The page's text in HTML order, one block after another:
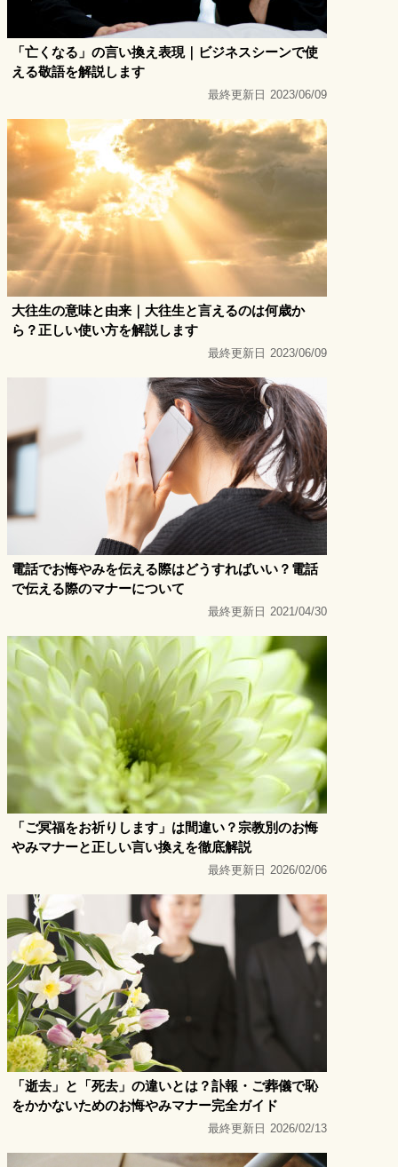
「亡くなる」の言い換え表現｜ビジネスシーンで使
える敬語を解説します
最終更新日 2023/06/09
大往生の意味と由来｜大往生と言えるのは何歳か
ら？正しい使い方を解説します
最終更新日 2023/06/09
電話でお悔やみを伝える際はどうすればいい？電話
で伝える際のマナーについて
最終更新日 2021/04/30
「ご冥福をお祈りします」は間違い？宗教別のお悔
やみマナーと正しい言い換えを徹底解説
最終更新日 2026/02/06
「逝去」と「死去」の違いとは？訃報・ご葬儀で恥
をかかないためのお悔やみマナー完全ガイド
最終更新日 2026/02/13